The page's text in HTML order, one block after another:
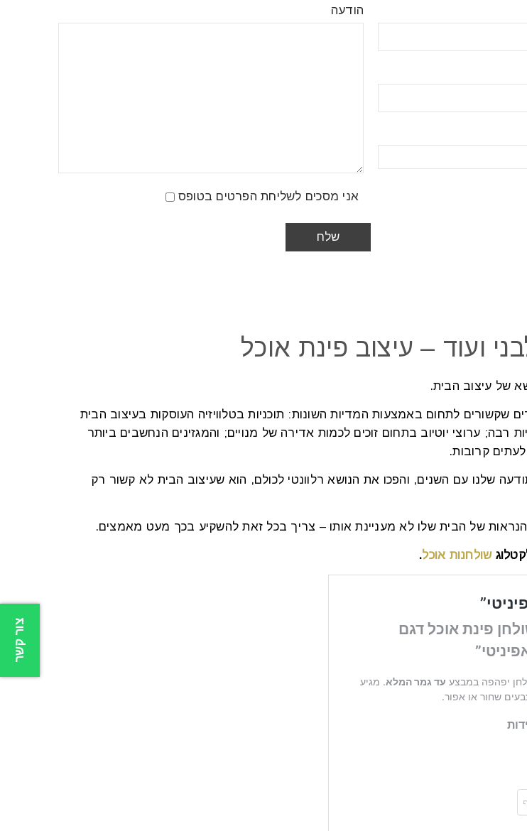
הודעה
אני מסכים לשליחת הפרטים בטופס
ועוד – עיצוב פינת אוכל
של עיצוב הבית.
שקשורים לתחום באמצעות המדיות השונות: תוכניות בטלוויזיה העוסקות בעיצוב הבית
רבה; ערוצי יוטיוב בתחום זוכים לכמות אדירה של מנויים; והמגזינים הנחשבים ביותר
קרובות.
שלנו עם השנים, והפכו את הנושא רלוונטי לכולם, הוא שעיצוב הבית לא קשור רק
והנראות של הבית שלו לא מעניינת אותו – צריך בכל זאת להשקיע בכך מעט מאמצים.
שולחנות אוכל.
צור קשר